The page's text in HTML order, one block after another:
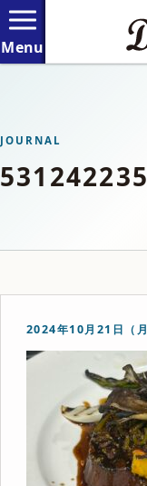
JOURNAL
2024年10月21日（月